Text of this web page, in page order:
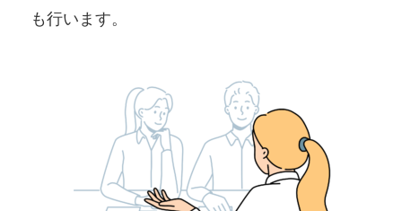
も行います。